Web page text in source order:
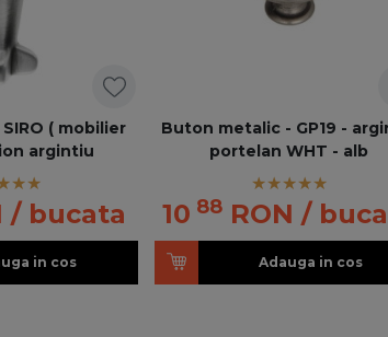
( mobilier
argintiu
/ bucata
in cos
Buton metalic - GP19 -
portelan WHT - alb
10 88 RON /
Adauga in cos